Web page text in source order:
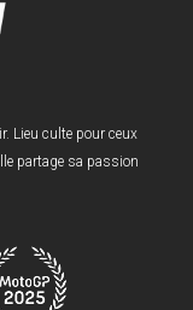
Lieu culte pour ceux
partage sa passion